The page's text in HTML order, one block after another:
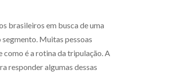
brasileiros em busca de uma
Muitas pessoas
como é a rotina da tripulação. A
responder algumas dessas